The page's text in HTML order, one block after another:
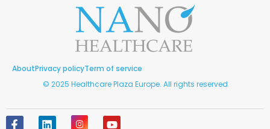
AboutPrivacy policyTerm of service
© 2025 Healthcare Plaza Europe. All rights reserved
F
L
I
Y